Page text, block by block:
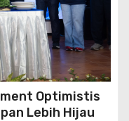
Optimistis
Lebih Hijau